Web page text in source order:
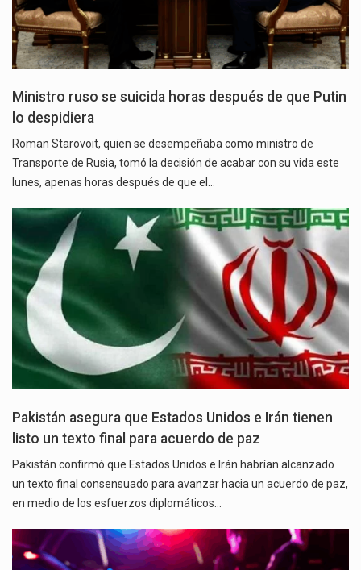
Ministro ruso se suicida horas después de que Putin
lo despidiera
Roman Starovoit, quien se desempeñaba como ministro de
Transporte de Rusia, tomó la decisión de acabar con su vida este
lunes, apenas horas después de que el…
Pakistán asegura que Estados Unidos e Irán tienen
listo un texto final para acuerdo de paz
Pakistán confirmó que Estados Unidos e Irán habrían alcanzado
un texto final consensuado para avanzar hacia un acuerdo de paz,
en medio de los esfuerzos diplomáticos…